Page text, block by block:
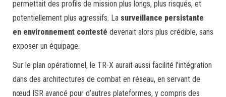
permettait des profils de mission plus longs, plus risqués, et
potentiellement plus agressifs. La surveillance persistante
en environnement contesté devenait alors plus crédible, sans
exposer un équipage.
Sur le plan opérationnel, le TR-X aurait aussi facilité l’intégration
dans des architectures de combat en réseau, en servant de
nœud ISR avancé pour d’autres plateformes, y compris des